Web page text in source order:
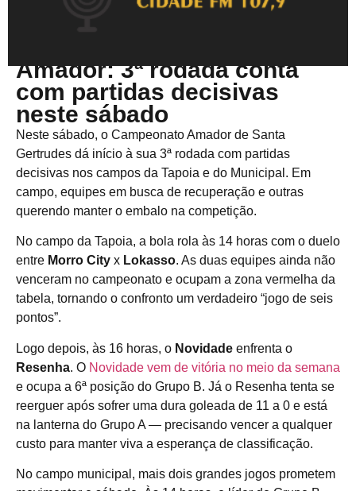
Amador: 3ª rodada conta
com partidas decisivas
neste sábado
Neste sábado, o Campeonato Amador de Santa
Gertrudes dá início à sua 3ª rodada com partidas
decisivas nos campos da Tapoia e do Municipal. Em
campo, equipes em busca de recuperação e outras
querendo manter o embalo na competição.
No campo da Tapoia, a bola rola às 14 horas com o duelo
entre Morro City x Lokasso. As duas equipes ainda não
venceram no campeonato e ocupam a zona vermelha da
tabela, tornando o confronto um verdadeiro “jogo de seis
pontos”.
Logo depois, às 16 horas, o Novidade enfrenta o
Resenha. O Novidade vem de vitória no meio da semana
e ocupa a 6ª posição do Grupo B. Já o Resenha tenta se
reerguer após sofrer uma dura goleada de 11 a 0 e está
na lanterna do Grupo A — precisando vencer a qualquer
custo para manter viva a esperança de classificação.
No campo municipal, mais dois grandes jogos prometem